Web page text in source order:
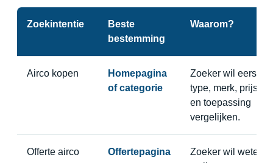
Zoekintentie
Beste
bestemming
Waarom?
Airco kopen
Homepagina
of categorie
Zoeker wil eerst
type, merk, prijs
en toepassing
vergelijken.
Offerte airco Offertepagina
Zoeker wil weten